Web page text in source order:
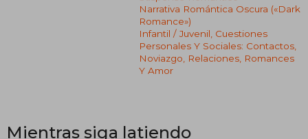
Narrativa Romántica Oscura («dark
Romance»)
Infantil / Juvenil, Cuestiones
Personales Y Sociales: Contactos,
Noviazgo, Relaciones, Romances
Y Amor
Mientras siga latiendo